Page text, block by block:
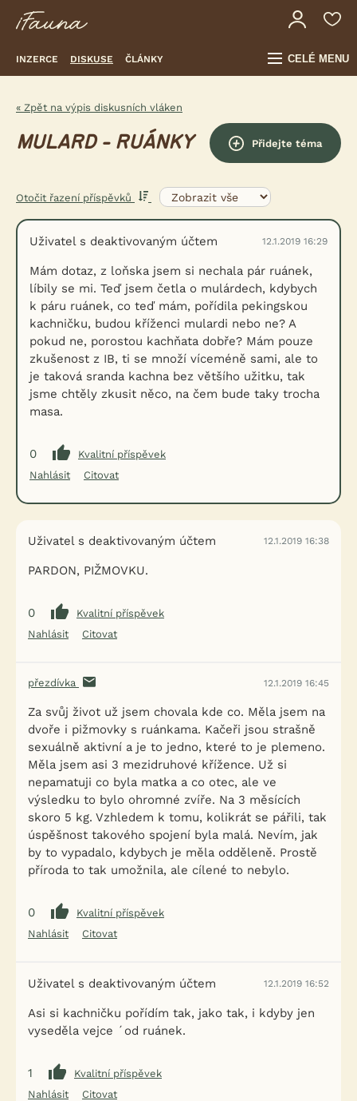
INZERCE DISKUSE ČLÁNKY CELÉ MENU
« Zpět na výpis diskusních vláken
MULARD - RUÁNKY Přidejte téma
Otočit řazení příspěvků
Uživatel s deaktivovaným účtem 12.1.2019 16:29
Mám dotaz, z loňska jsem si nechala pár ruánek,
líbily se mi. Teď jsem četla o mulárdech, kdybych
k páru ruánek, co teď mám, pořídila pekingskou
kachničku, budou kříženci mulardi nebo ne? A
pokud ne, porostou kachňata dobře? Mám pouze
zkušenost z IB, ti se množí víceméně sami, ale to
je taková sranda kachna bez většího užitku, tak
jsme chtěly zkusit něco, na čem bude taky trocha
masa.
0
Kvalitní příspěvek
Nahlásit
Citovat
Uživatel s deaktivovaným účtem 12.1.2019 16:38
PARDON, PIŽMOVKU.
0
Kvalitní příspěvek
Nahlásit
Citovat
přezdívka 12.1.2019 16:45
Za svůj život už jsem chovala kde co. Měla jsem na
dvoře i pižmovky s ruánkama. Kačeři jsou strašně
sexuálně aktivní a je to jedno, které to je plemeno.
Měla jsem asi 3 mezidruhové křížence. Už si
nepamatuji co byla matka a co otec, ale ve
výsledku to bylo ohromné zvíře. Na 3 měsících
skoro 5 kg. Vzhledem k tomu, kolikrát se pářili, tak
úspěšnost takového spojení byla malá. Nevím, jak
by to vypadalo, kdybych je měla odděleně. Prostě
příroda to tak umožnila, ale cílené to nebylo.
0
Kvalitní příspěvek
Nahlásit
Citovat
Uživatel s deaktivovaným účtem 12.1.2019 16:52
Asi si kachničku pořídím tak, jako tak, i kdyby jen
vyseděla vejce ´od ruánek.
1
Kvalitní příspěvek
Nahlásit
Citovat